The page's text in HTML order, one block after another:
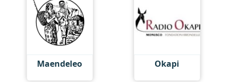
Maendeleo Okapi